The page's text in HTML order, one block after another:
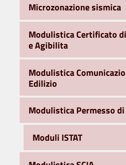
Microzonazione sismica
Modulistica Certificato
e Agibilita
Modulistica
Edilizio
Modulistica Permesso
Moduli ISTAT